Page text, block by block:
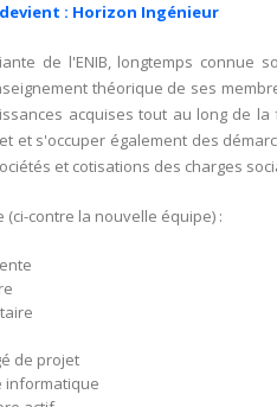
devient : Horizon Ingénieur
de l'ENIB, longtemps connue
théorique de ses
acquises tout au long de
et s'occuper également des
et cotisations des charges
contre la nouvelle équipe) :
de projet
informatique